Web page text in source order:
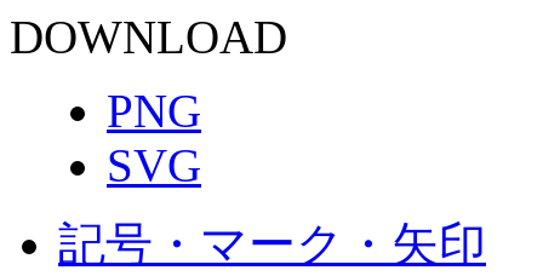
DOWNLOAD
PNG
SVG
記号・マーク・矢印